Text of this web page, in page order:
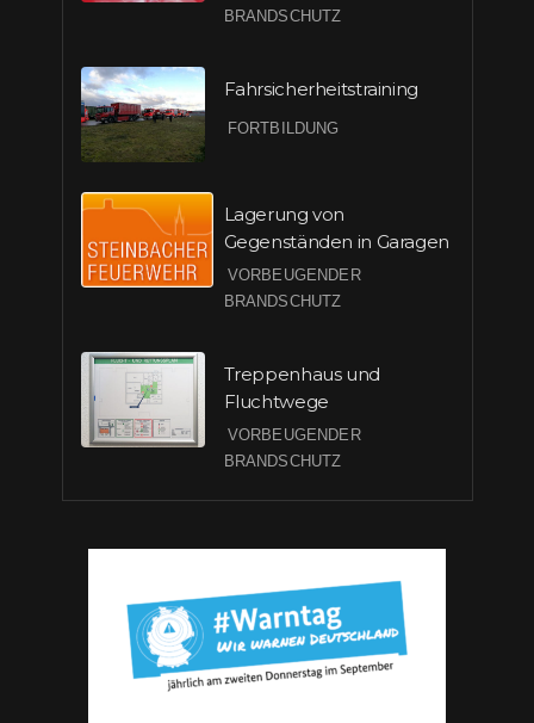
BRANDSCHUTZ
Fahrsicherheitstraining
FORTBILDUNG
Lagerung von
Gegenständen in Garagen
VORBEUGENDER
BRANDSCHUTZ
Treppenhaus und
Fluchtwege
VORBEUGENDER
BRANDSCHUTZ